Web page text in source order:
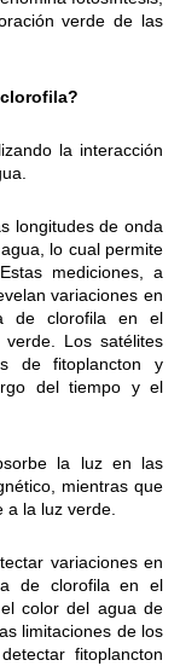
verde de las
la interacción
longitudes de onda
lo cual permite
mediciones, a
variaciones en
de clorofila en el
Los satélites
de fitoplancton y
del tiempo y el
la luz en las
mientras que
a la luz verde.
variaciones en
de clorofila en el
color del agua de
limitaciones de los
fitoplancton